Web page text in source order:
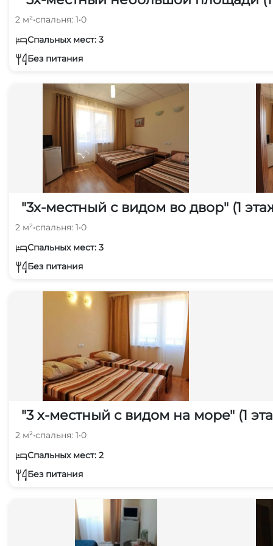
2 м²•спальня: 1•0
Спальных мест: 3
Без питания
"3х-местный с видом во двор" (1
2 м²•спальня: 1•0
Спальных мест: 3
Без питания
"3 х-местный с видом на море" (1
2 м²•спальня: 1•0
Спальных мест: 2
Без питания